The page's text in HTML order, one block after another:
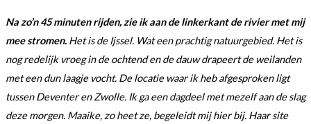
Na zo’n 45 minuten rijden, zie ik aan de linkerkant de rivier met mij
mee stromen. Het is de Ijssel. Wat een prachtig natuurgebied. Het is
nog redelijk vroeg in de ochtend en de dauw drapeert de weilanden
met een dun laagje vocht. De locatie waar ik heb afgesproken ligt
tussen Deventer en Zwolle. Ik ga een dagdeel met mezelf aan de slag
deze morgen. Maaike, zo heet ze, begeleidt mij hier bij. Haar site